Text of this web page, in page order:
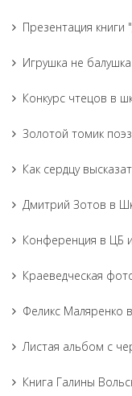
Презентация
Игрушка не балушка
Конкурс чтецов в
Золотой томик
Как сердцу
Дмитрий Зотов в
Конференция в ЦБ
Краеведческая
Феликс Маляренко
Листая альбом с
Книга Галины